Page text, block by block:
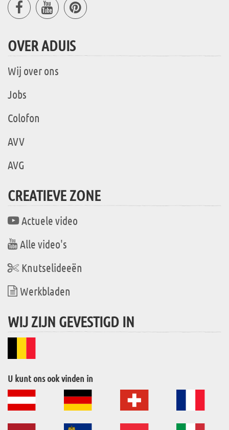
OVER ADUIS
Wij over ons
Jobs
Colofon
AVV
AVG
CREATIEVE ZONE
Actuele video
Alle video's
Knutselideeën
Werkbladen
WIJ ZIJN GEVESTIGD IN
U kunt ons ook vinden in